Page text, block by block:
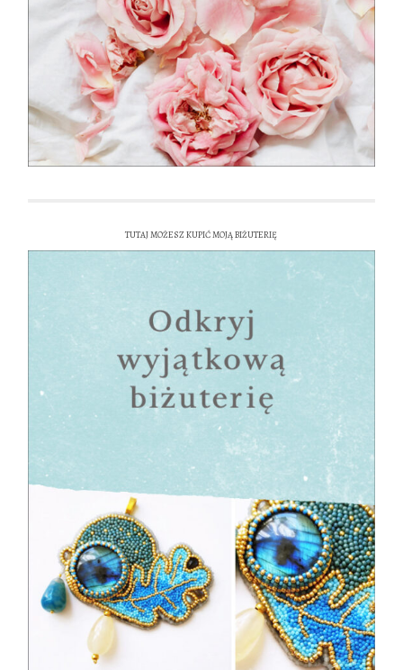
TUTAJ MOŻESZ KUPIĆ MOJĄ BIŻUTERIĘ